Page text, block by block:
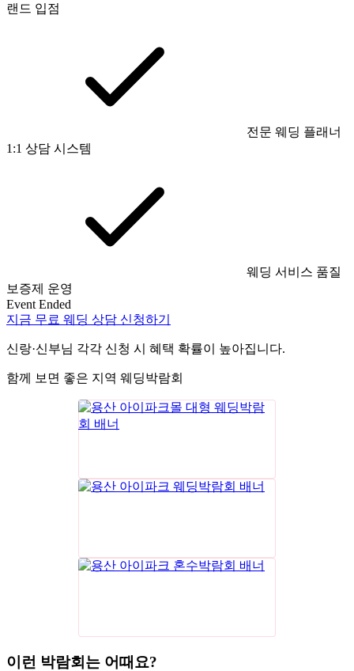
랜드 입점
전문 웨딩 플래너
1:1 상담 시스템
웨딩 서비스 품질
보증제 운영
Event Ended
지금 무료 웨딩 상담 신청하기
신랑·신부님 각각 신청 시 혜택 확률이 높아집니다.
함께 보면 좋은 지역 웨딩박람회
이런 박람회는 어때요?